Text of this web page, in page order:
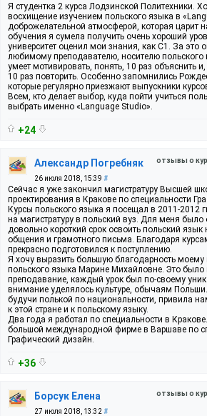
Я студентка 2 курса Лодзинской Политехники.
восхищение изучением польского языка в
доброжелательной атмосферой, которая царит
обучения я сумела получить очень хороший
университет оценил мои знания, как С1. За это
любимому преподавателю, носителю польского
умеет мотивировать, понять, 10 раз объяснить
10 раз повторить. Особенно запомнились
которые регулярно приезжают выпускники
Всем, кто делает выбор, куда пойти учиться
выбрать именно «Language Studio».
+24
отзывы о
Александр Погребняк
26 июля 2018, 15:39 #
Сейчас я уже закончил магистратуру Высшей
проектирования в Кракове по специальности
Курсы польского языка я посещал в 2011-2012
на магистратуру в польский вуз. Для меня
довольно короткий срок освоить польский
общения и грамотного письма. Благодаря
прекрасно подготовился к поступлению.
Я хочу выразить большую благодарность
польского языка Марине Михайловне. Это было
преподавание, каждый урок был по-своему
внимание уделялось культуре, обычаям
будучи полькой по национальности, привила
к этой стране и к польскому языку.
Два года я работал по специальности в
большой международной фирме в Варшаве по
Графический дизайн.
+36
отзывы о
Борсук Елена
27 июля 2018, 13:32 #